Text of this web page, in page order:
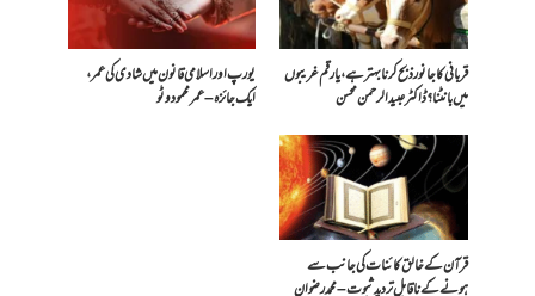
قربانی کا جانور ذبح کرنا بہتر ہے، یا رقم غریبوں
میں بانٹنا؟ ڈاکٹر عبیدالرحمن محسن
یورپ اور اسلامی قانون میں شادی کی عمر،
ایک جائزہ – عمر محمود وٹو
قرآن کے خالق کائنات کی جانب سے
ہونے کے ناقابل تردید ثبوت – محمد رضوان